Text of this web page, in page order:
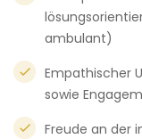
ambulant)
Empathischer
sowie
Freude an der